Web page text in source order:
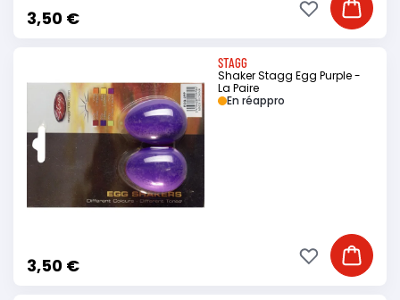
3,50 € Ajouter
Ajouter à ma
STAGG
Shaker Stagg Egg Purple -
La Paire
3,50 €
En réappro
Ajouter
Ajouter à ma